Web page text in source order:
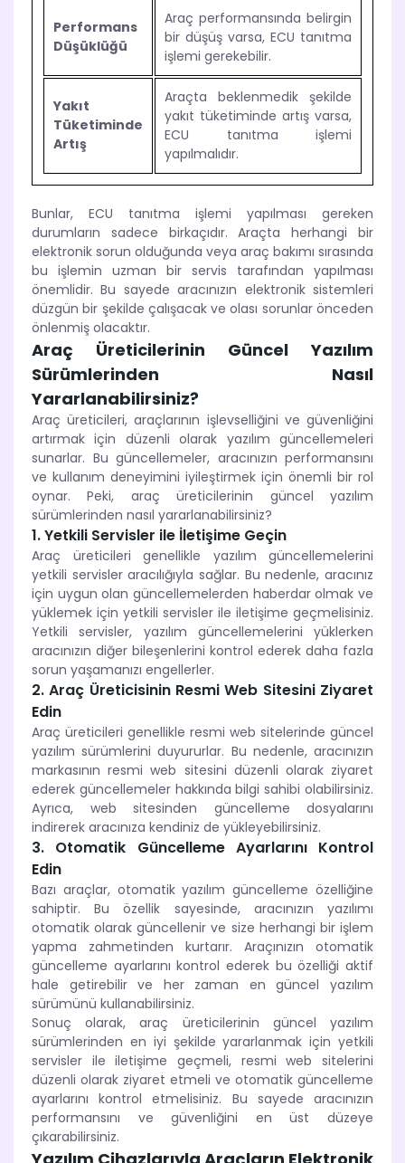
Performans
Düşüklüğü
Araç performansında belirgin
bir düşüş varsa, ECU tanıtma
işlemi gerekebilir.
Yakıt
Tüketiminde
Artış
Araçta beklenmedik şekilde
yakıt tüketiminde artış varsa,
ECU tanıtma işlemi
yapılmalıdır.
Bunlar, ECU tanıtma işlemi yapılması gereken
durumların sadece birkaçıdır. Araçta herhangi bir
elektronik sorun olduğunda veya araç bakımı sırasında
bu işlemin uzman bir servis tarafından yapılması
önemlidir. Bu sayede aracınızın elektronik sistemleri
düzgün bir şekilde çalışacak ve olası sorunlar önceden
önlenmiş olacaktır.
Araç Üreticilerinin Güncel Yazılım
Sürümlerinden Nasıl
Yararlanabilirsiniz?
Araç üreticileri, araçlarının işlevselliğini ve güvenliğini
artırmak için düzenli olarak yazılım güncellemeleri
sunarlar. Bu güncellemeler, aracınızın performansını
ve kullanım deneyimini iyileştirmek için önemli bir rol
oynar. Peki, araç üreticilerinin güncel yazılım
sürümlerinden nasıl yararlanabilirsiniz?
1. Yetkili Servisler ile İletişime Geçin
Araç üreticileri genellikle yazılım güncellemelerini
yetkili servisler aracılığıyla sağlar. Bu nedenle, aracınız
için uygun olan güncellemelerden haberdar olmak ve
yüklemek için yetkili servisler ile iletişime geçmelisiniz.
Yetkili servisler, yazılım güncellemelerini yüklerken
aracınızın diğer bileşenlerini kontrol ederek daha fazla
sorun yaşamanızı engellerler.
2. Araç Üreticisinin Resmi Web Sitesini Ziyaret
Edin
Araç üreticileri genellikle resmi web sitelerinde güncel
yazılım sürümlerini duyururlar. Bu nedenle, aracınızın
markasının resmi web sitesini düzenli olarak ziyaret
ederek güncellemeler hakkında bilgi sahibi olabilirsiniz.
Ayrıca, web sitesinden güncelleme dosyalarını
indirerek aracınıza kendiniz de yükleyebilirsiniz.
3. Otomatik Güncelleme Ayarlarını Kontrol
Edin
Bazı araçlar, otomatik yazılım güncelleme özelliğine
sahiptir. Bu özellik sayesinde, aracınızın yazılımı
otomatik olarak güncellenir ve size herhangi bir işlem
yapma zahmetinden kurtarır. Araçınızın otomatik
güncelleme ayarlarını kontrol ederek bu özelliği aktif
hale getirebilir ve her zaman en güncel yazılım
sürümünü kullanabilirsiniz.
Sonuç olarak, araç üreticilerinin güncel yazılım
sürümlerinden en iyi şekilde yararlanmak için yetkili
servisler ile iletişime geçmeli, resmi web sitelerini
düzenli olarak ziyaret etmeli ve otomatik güncelleme
ayarlarını kontrol etmelisiniz. Bu sayede aracınızın
performansını ve güvenliğini en üst düzeye
çıkarabilirsiniz.